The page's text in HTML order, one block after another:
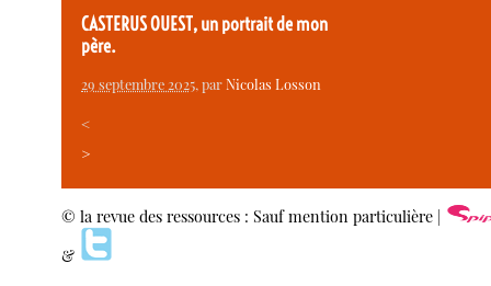
CASTERUS OUEST, un portrait de mon
père.
29 septembre 2025, parNicolas Losson
<
>
© la revue des ressources : Sauf mention particulière |
&